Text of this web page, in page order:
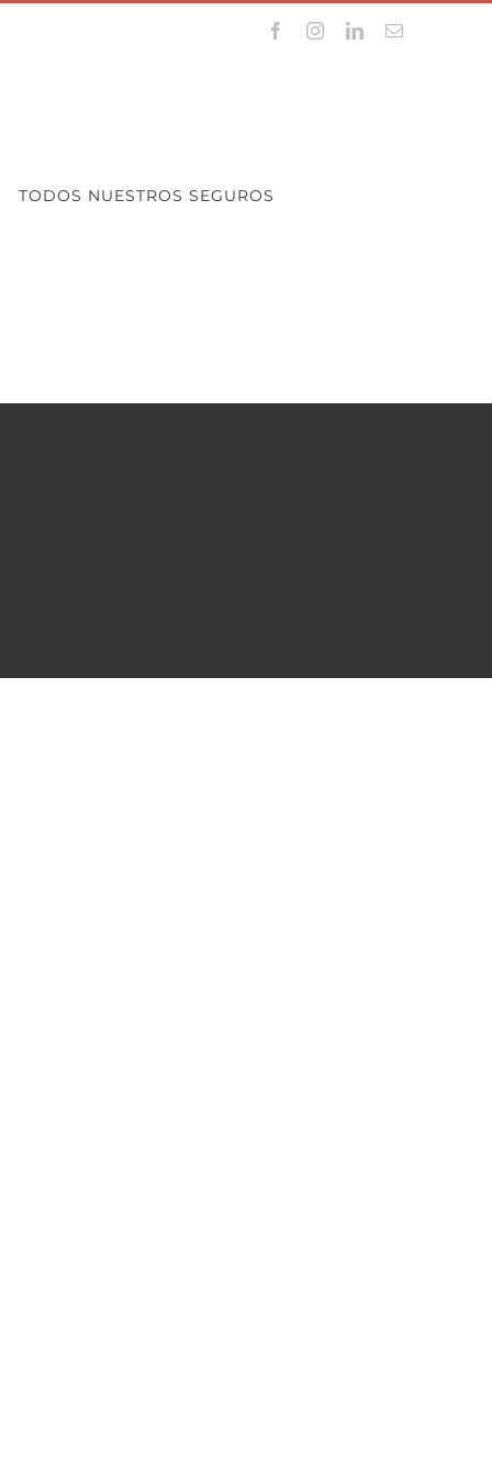
FacebookInstagramLinkedInCorreo
TODOS NUESTROS SEGUROS